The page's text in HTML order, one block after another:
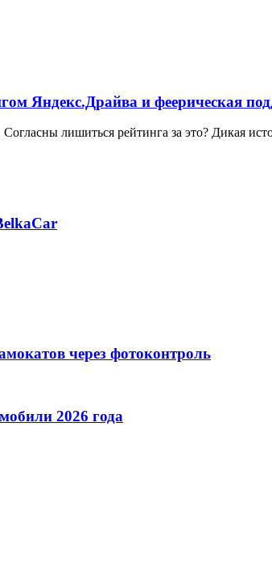
Яндекс.Драйва и феерическая
лишиться рейтинга за это? Дикая
через фотоконтроль
2026 года